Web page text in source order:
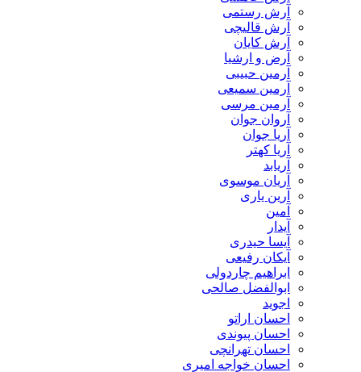
آرش رستمی
آرش قالیچی
آرش کایان
​آرض و ارشیا
آرمین حبیبی
آرمین سمیعی
آرمین مرسی
آروان جوان
آریا جوان
آریا کهتر
آریابد
آریان موسوی
آرین یاری
آمین
آیدار
آیسا حیدری
آیکان رفیعی
ابراهیم چاردولی
ابوالفضل صالحی
اجوید
احسان اراتو
احسان پیوندی
احسان تهرانچی
احسان خواجه امیری